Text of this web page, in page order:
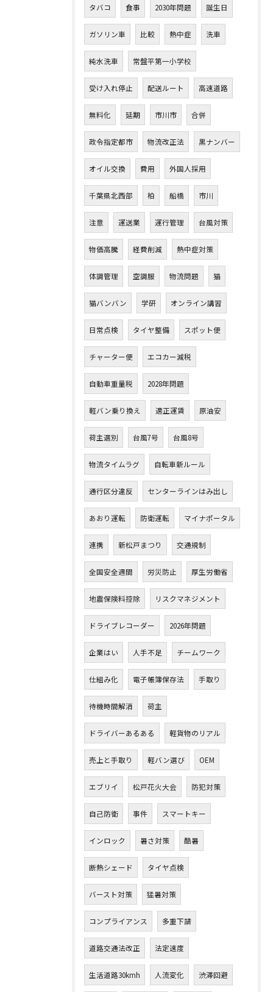
タバコ 食事 2030年問題 誕生日
ガソリン車 比較 熱中症 洗車
純水洗車 常盤平第一小学校
受け入れ停止 配送ルート 高速道路
無料化 延期 市川市 合併
政令指定都市 物流改正法 黒ナンバー
オイル交換 費用 外国人採用
千葉県北西部 柏 船橋 市川
注意 運送業 運行管理 台風対策
物価高騰 経費削減 熱中症対策
体調管理 空調服 物流問題 猫
猫バンバン 学研 オンライン講習
日常点検 タイヤ整備 スポット便
チャーター便 エコカー減税
自動車重量税 2028年問題
軽バン乗り換え 適正運賃 原油安
荷主選別 台風7号 台風8号
物流タイムラグ 自転車新ルール
通行区分違反 センターラインはみ出し
あおり運転 防衛運転 マイナポータル
連携 新松戸まつり 交通規制
全国安全週間 労災防止 厚生労働省
地震保険料控除 リスクマネジメント
ドライブレコーダー 2026年問題
企業はい 人手不足 チームワーク
仕組み化 電子帳簿保存法 手取り
待機時間解消 荷主
ドライバーあるある 軽貨物のリアル
売上と手取り 軽バン選び OEM
エブリイ 松戸花火大会 防犯対策
自己防衛 事件 スマートキー
インロック 暑さ対策 酷暑
断熱シェード タイヤ点検
バースト対策 猛暑対策
コンプライアンス 多重下請
道路交通法改正 法定速度
生活道路30kmh 人流変化 渋滞回避